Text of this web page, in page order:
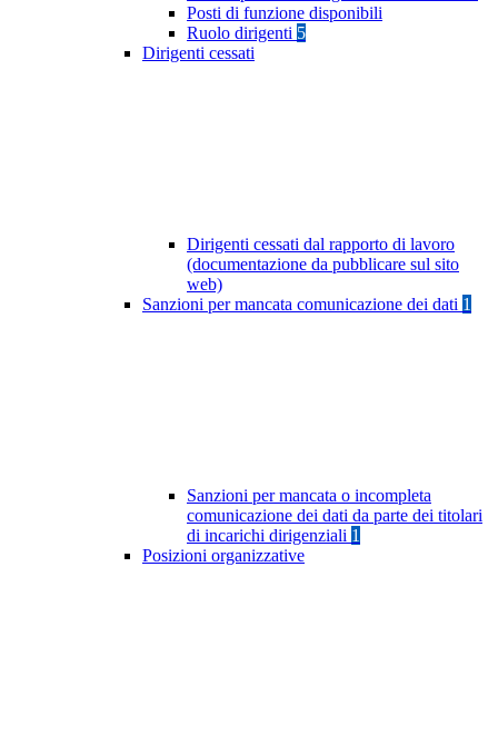
Posti di funzione disponibili
Ruolo dirigenti 5
Dirigenti cessati
Dirigenti cessati dal rapporto di lavoro
(documentazione da pubblicare sul sito
web)
Sanzioni per mancata comunicazione dei dati 1
Sanzioni per mancata o incompleta
comunicazione dei dati da parte dei titolari
di incarichi dirigenziali 1
Posizioni organizzative